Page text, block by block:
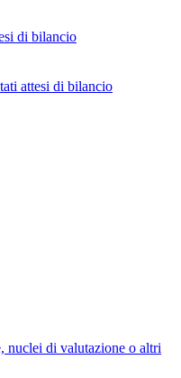
di bilancio
attesi di bilancio
nuclei di valutazione o altri